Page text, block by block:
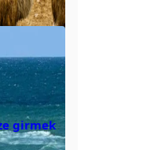
girmek